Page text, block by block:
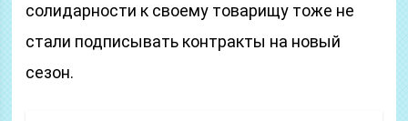
солидарности к своему товарищу тоже не
стали подписывать контракты на новый
сезон.